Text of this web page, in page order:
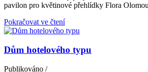
pavilon pro květinové přehlídky Flora
Pokračovat ve čtení
Dům hotelového typu
Publikováno /